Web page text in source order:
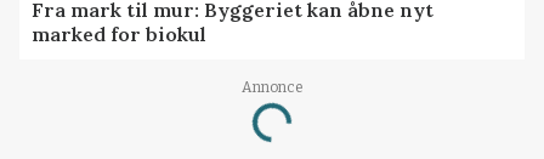
Fra mark til mur: Byggeriet kan åbne nyt
marked for biokul
Annonce
Loading...